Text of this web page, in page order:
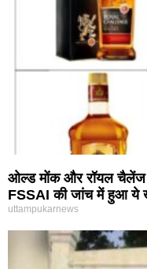
ओल्ड मोंक और रॉयल चैलेंज
FSSAI की जांच में हुआ ये
uttampukarnews